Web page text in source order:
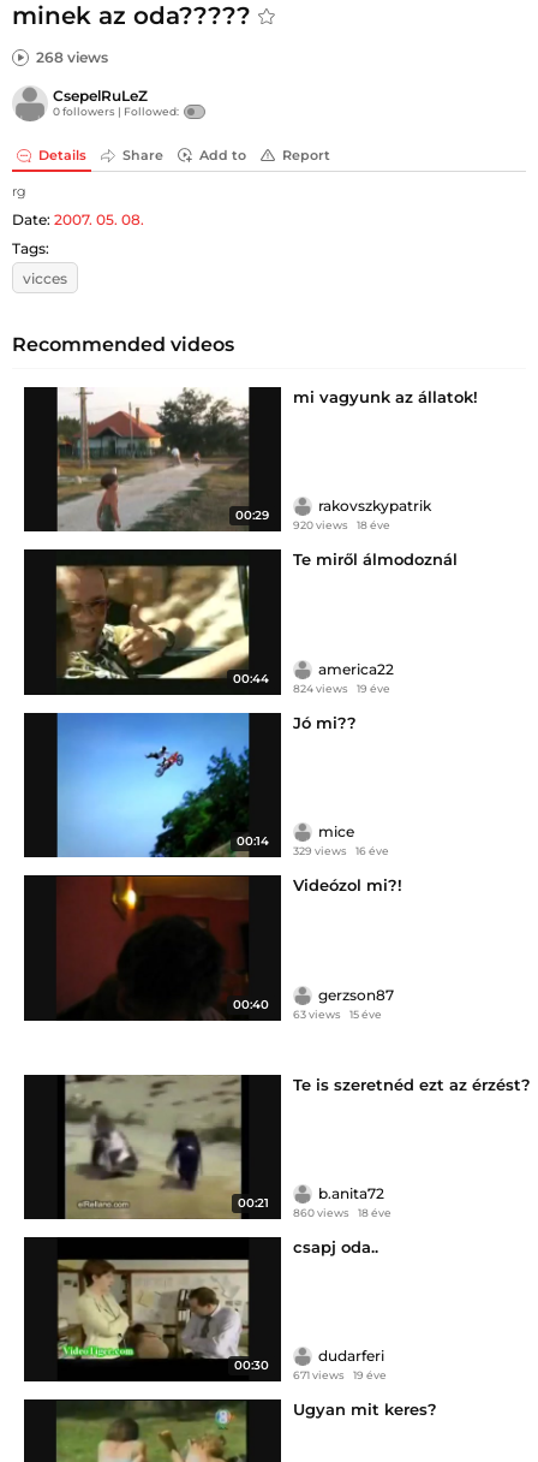
minek az oda?????
268 views
CsepelRuLeZ
0 followers | Followed:
Details Share Add to Report
rg
Date: 2007. 05. 08.
Tags:
vicces
Recommended videos
00:29
mi vagyunk az állatok!
rakovszkypatrik
920 views 18 éve
00:44
Te miről álmodoznál
america22
824 views 19 éve
00:14
Jó mi??
mice
329 views 16 éve
00:40
Videózol mi?!
gerzson87
63 views 15 éve
00:21
Te is szeretnéd ezt az érzést?
b.anita72
860 views 18 éve
00:30
csapj oda..
dudarferi
671 views 19 éve
Ugyan mit keres?